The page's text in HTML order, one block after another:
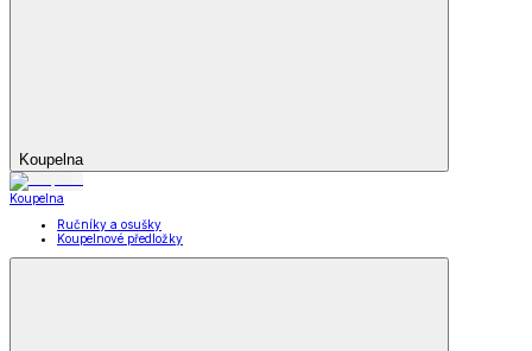
Koupelna
Koupelna
Ručníky a osušky
Koupelnové předložky